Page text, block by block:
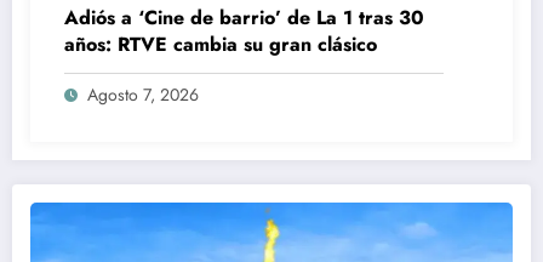
Adiós a ‘Cine de barrio’ de La 1 tras 30
años: RTVE cambia su gran clásico
Agosto 7, 2026